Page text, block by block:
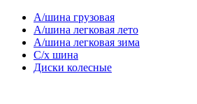
А/шина грузовая
А/шина легковая лето
А/шина легковая зима
С/х шина
Диски колесные